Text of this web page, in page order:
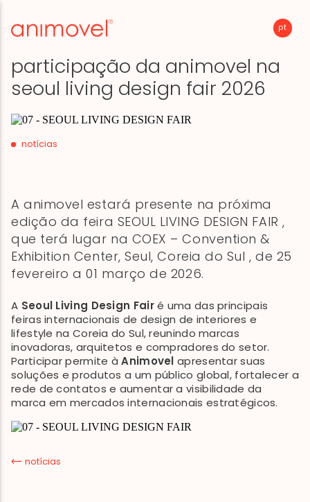
pt
participação da animovel na
seoul living design fair 2026
notícias
A animovel estará presente na próxima
edição da feira SEOUL LIVING DESIGN FAIR ,
que terá lugar na COEX – Convention &
Exhibition Center, Seul, Coreia do Sul , de 25
fevereiro a 01 março de 2026.
A Seoul Living Design Fairé uma das principais
feiras internacionais de design de interiores e
lifestyle na Coreia do Sul, reunindo marcas
inovadoras, arquitetos e compradores do setor.
Participar permite àAnimovel apresentar suas
soluções e produtos a um público global, fortalecer a
rede de contatos e aumentar a visibilidade da
marca em mercados internacionais estratégicos.
notícias